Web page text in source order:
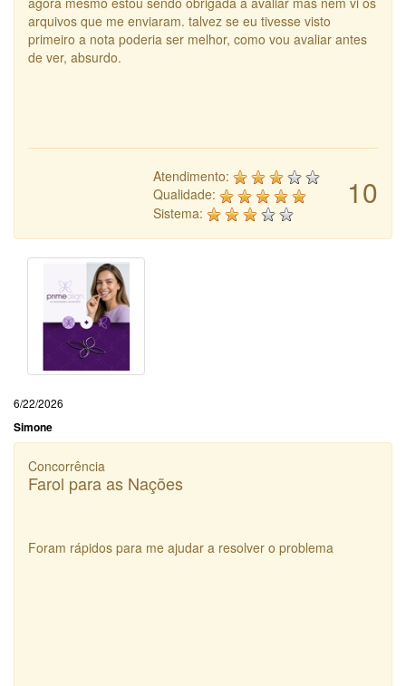
arquivos que me enviaram. talvez se eu tivesse visto
primeiro a nota poderia ser melhor, como vou avaliar antes
de ver, absurdo.
10
Atendimento:
Qualidade:
Sistema:
6/22/2026
Simone
Concorrência
Farol para as Nações
Foram rápidos para me ajudar a resolver o problema